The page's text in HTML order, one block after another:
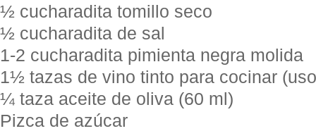
½ cucharadita tomillo seco
½ cucharadita de sal
1-2 cucharadita pimienta negra molida
1½ tazas de vino tinto para cocinar
¼ taza aceite de oliva (60 ml)
Pizca de azúcar